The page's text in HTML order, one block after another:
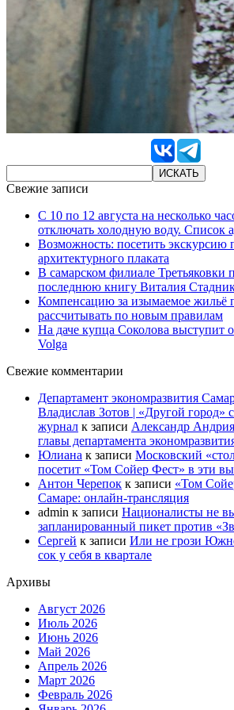
Свежие записи
С 10 по 12 августа на несколько
отключать холодную воду. Список
Возможность: посетить экскурсию
архитектурного плаката
В самарском филиале Третьяковки
последнюю книгу Виталия
Компенсацию за изымаемое жильё
рассчитывать по новым правилам
На даче купца Соколова выступит
Volga
Свежие комментарии
Департамент экономразвития
Владислав Зотов | «Другой город»
журнал к записи Александр
главы департамента
Юлиана к записи Московский
посетит «Том Сойер Фест» в эти
Антон Черепок к записи «Том
Самаре: онлайн-трансляция
admin к записи Националисты не
запланированный пикет против
Сергей к записи Или не грози
сок у себя в квартале
Архивы
Август 2026
Июль 2026
Июнь 2026
Май 2026
Апрель 2026
Март 2026
Февраль 2026